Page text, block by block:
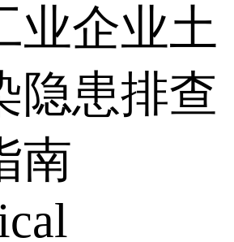
业企业土
隐患排查
南